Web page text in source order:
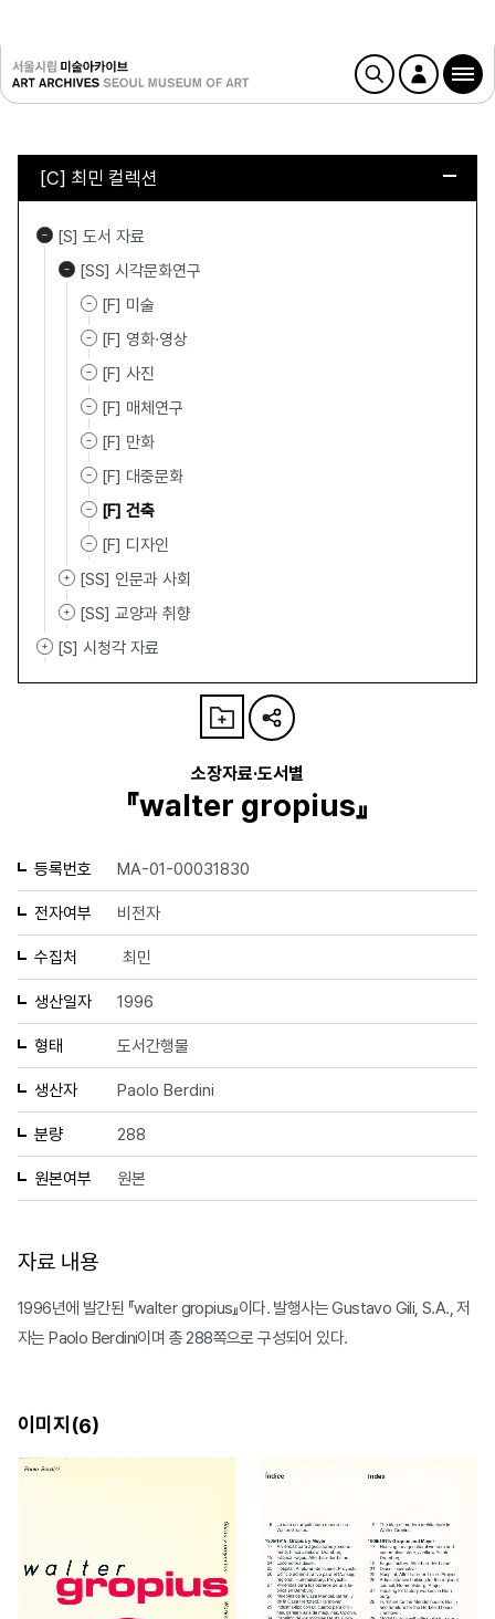
[C] 최민 컬렉션
[S] 도서 자료
[SS] 시각문화연구
[F] 미술
[F] 영화·영상
[F] 사진
[F] 매체연구
[F] 만화
[F] 대중문화
[F] 건축
[F] 디자인
[SS] 인문과 사회
[SS] 교양과 취향
[S] 시청각 자료
소장자료·도서별
『walter gropius』
등록번호 MA-01-00031830
전자여부 비전자
수집처 최민
생산일자 1996
형태 도서간행물
생산자 Paolo Berdini
분량 288
원본여부 원본
자료 내용
1996년에 발간된 『walter gropius』이다. 발행사는 Gustavo Gili, S.A., 저
자는 Paolo Berdini이며 총 288쪽으로 구성되어 있다.
이미지(6)